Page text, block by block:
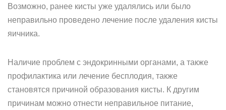
Возможно, ранее кисты уже удалялись или было
неправильно проведено лечение после удаления кисты
яичника.
Наличие проблем с эндокринными органами, а также
профилактика или лечение бесплодия, также
становятся причиной образования кисты. К другим
причинам можно отнести неправильное питание,